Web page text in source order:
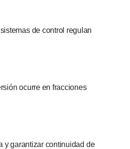
de control regulan
ocurre en fracciones
y garantizar continuidad de